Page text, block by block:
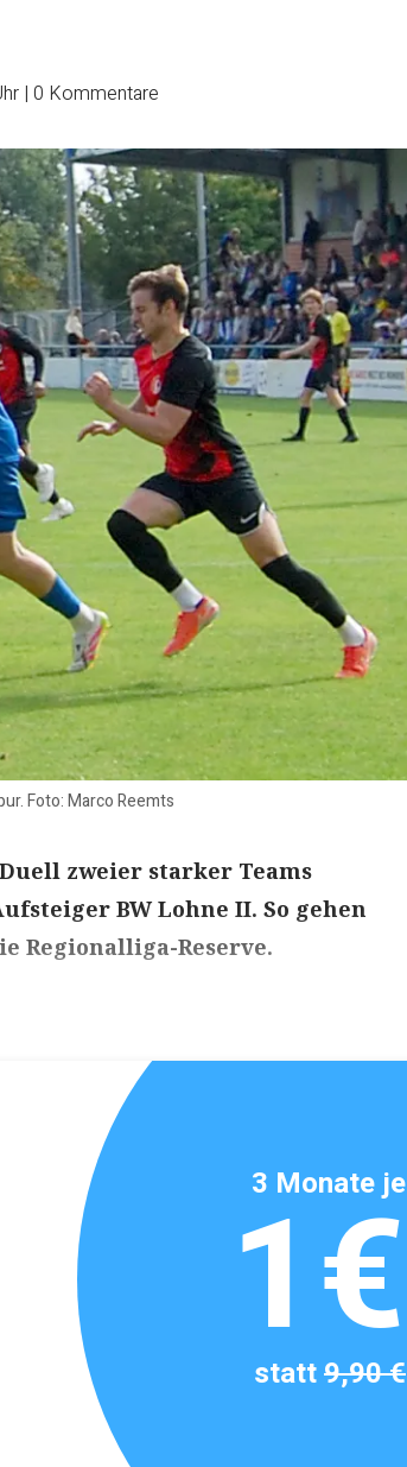
| 0 Kommentare
Foto: Marco Reemts
zweier starker Teams
BW Lohne II. So gehen
Regionalliga-Reserve.
3 Monate je
1€
statt9,90 €